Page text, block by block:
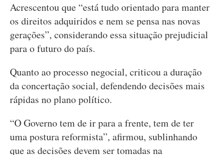
Acrescentou que “está tudo orientado para manter
os direitos adquiridos e nem se pensa nas novas
gerações”, considerando essa situação prejudicial
para o futuro do país.
Quanto ao processo negocial, criticou a duração
da concertação social, defendendo decisões mais
rápidas no plano político.
“O Governo tem de ir para a frente, tem de ter
uma postura reformista”, afirmou, sublinhando
que as decisões devem ser tomadas na